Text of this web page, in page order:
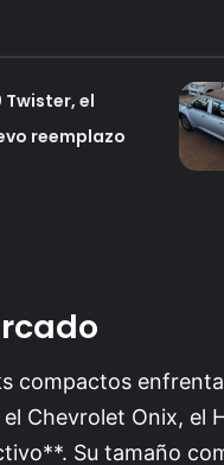
Twister, el
reemplazo
compactos
Chevrolet Onix, el
Su tamaño